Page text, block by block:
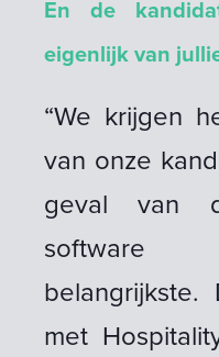
En de
eigenlijk van
“We krijgen
van onze
geval van
met